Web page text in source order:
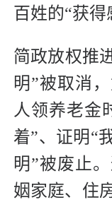
百姓的“获得
简政放权推
明”被取消
人领养老金
着”、证明“
明”被废止
姻家庭、住